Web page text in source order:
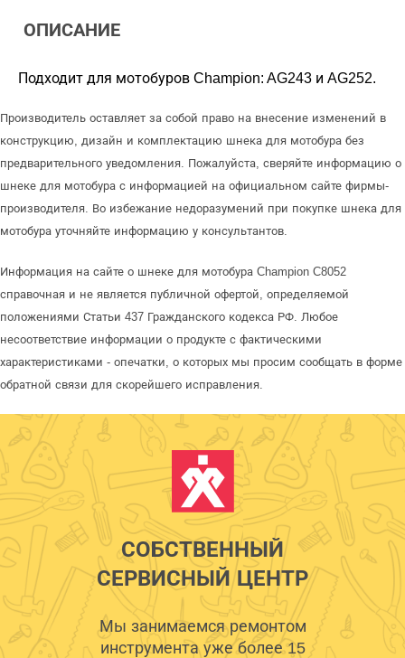
ОПИСАНИЕ
Подходит для мотобуров Champion: AG243 и AG252.
Производитель оставляет за собой право на внесение изменений в
конструкцию, дизайн и комплектацию шнека для мотобура без
предварительного уведомления. Пожалуйста, сверяйте информацию о
шнеке для мотобура с информацией на официальном сайте фирмы-
производителя. Во избежание недоразумений при покупке шнека для
мотобура уточняйте информацию у консультантов.
Информация на сайте о шнеке для мотобура Champion C8052
справочная и не является публичной офертой, определяемой
положениями Статьи 437 Гражданского кодекса РФ. Любое
несоответствие информации о продукте с фактическими
характеристиками - опечатки, о которых мы просим сообщать в форме
обратной связи для скорейшего исправления.
СОБСТВЕННЫЙ
СЕРВИСНЫЙ ЦЕНТР
Мы занимаемся ремонтом
инструмента уже более 15